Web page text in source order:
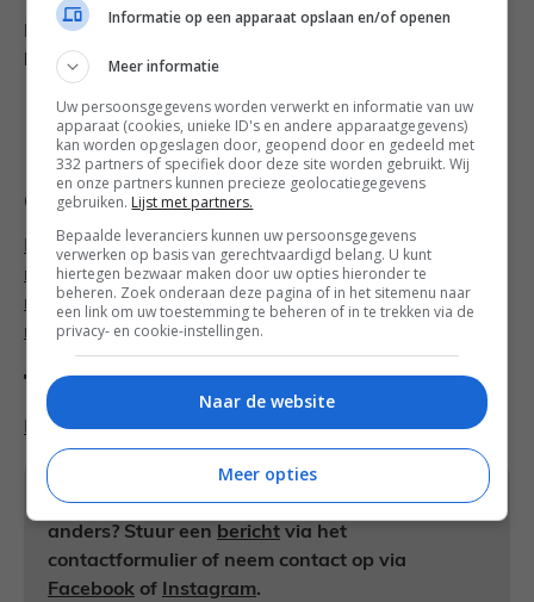
Meer brood bakken? In Frankrijk maakte ik ook
homemadefocaccia. Geweldig lekker!
Volg Francesca Kookt! ook opFacebook,Twitter
Google+,Bloglovin’ofInstagram.
Categorieën
Brunch recepten, Feest recepten, Franse
recepten, Gebak recepten, Kerst recepten, Ontbijt
recepten, Oven recepten, Pasen
recepten, Zelfmaakrecepten
Tags
Brioche, Brood, Recept, Uitgebreid koken
Heb je een vraag over dit recept of over iets
anders? Stuur een bericht via het
contactformulier of neem contact op via
Facebook of Instagram.
Informatie op een apparaat opslaan en/of openen
Meer informatie
Uw persoonsgegevens worden verwerkt en informatie van uw
apparaat (cookies, unieke ID's en andere apparaatgegevens)
kan worden opgeslagen door, geopend door en gedeeld met
332 partners of specifiek door deze site worden gebruikt. Wij
en onze partners kunnen precieze geolocatiegegevens
gebruiken. Lijst met partners.
Bepaalde leveranciers kunnen uw persoonsgegevens
verwerken op basis van gerechtvaardigd belang. U kunt
hiertegen bezwaar maken door uw opties hieronder te
beheren. Zoek onderaan deze pagina of in het sitemenu naar
een link om uw toestemming te beheren of in te trekken via de
privacy- en cookie-instellingen.
Naar de website
Meer opties